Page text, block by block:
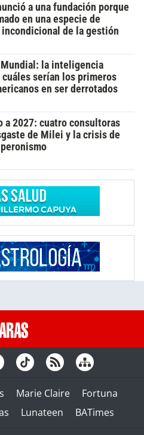
a una fundación porque
en una especie de
de la gestión
Mundial: la inteligencia
serían los primeros
en ser derrotados
a 2027: cuatro consultoras
de Milei y la crisis de
Marie Claire
Fortuna
Lunateen BATimes